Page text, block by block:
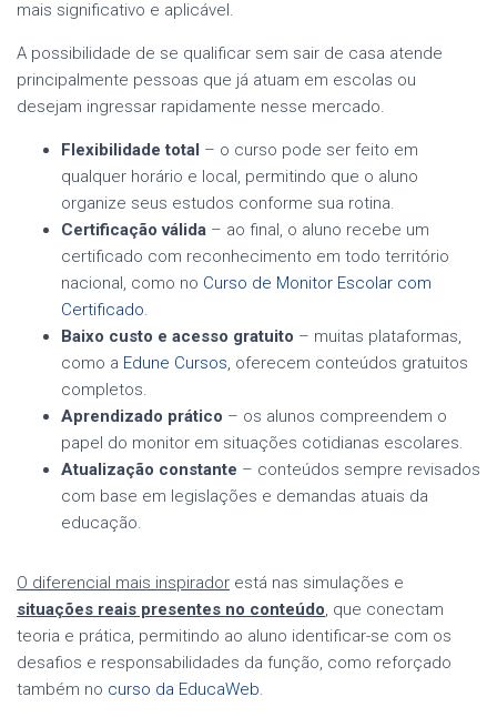
mais significativo e aplicável.
A possibilidade de se qualificar sem sair de casa atende
principalmente pessoas que já atuam em escolas ou
desejam ingressar rapidamente nesse mercado.
Flexibilidade total – o curso pode ser feito em
qualquer horário e local, permitindo que o aluno
organize seus estudos conforme sua rotina.
Certificação válida – ao final, o aluno recebe um
certificado com reconhecimento em todo território
nacional, como no Curso de Monitor Escolar com
Certificado.
Baixo custo e acesso gratuito – muitas plataformas,
como a Edune Cursos, oferecem conteúdos gratuitos
completos.
Aprendizado prático – os alunos compreendem o
papel do monitor em situações cotidianas escolares.
Atualização constante – conteúdos sempre revisados
com base em legislações e demandas atuais da
educação.
O diferencial mais inspirador está nas simulações e
situações reais presentes no conteúdo, que conectam
teoria e prática, permitindo ao aluno identificar-se com os
desafios e responsabilidades da função, como reforçado
também no curso da EducaWeb.